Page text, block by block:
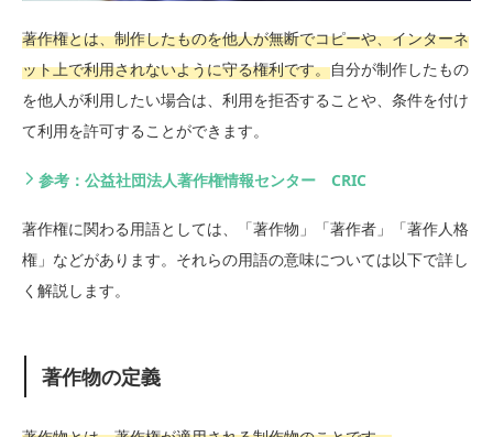
著作権とは、制作したものを他人が無断でコピーや、インターネ
ット上で利用されないように守る権利です。自分が制作したもの
を他人が利用したい場合は、利用を拒否することや、条件を付け
て利用を許可することができます。
参考：公益社団法人著作権情報センター CRIC
著作権に関わる用語としては、「著作物」「著作者」「著作人格
権」などがあります。それらの用語の意味については以下で詳し
く解説します。
著作物の定義